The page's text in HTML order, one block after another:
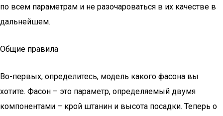
по всем параметрам и не разочароваться в их качестве в
дальнейшем.
Общие правила
Во-первых, определитесь, модель какого фасона вы
хотите. Фасон – это параметр, определяемый двумя
компонентами – крой штанин и высота посадки. Теперь о